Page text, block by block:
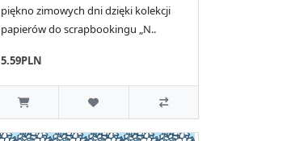
piękno zimowych dni dzięki kolekcji
papierów do scrapbookingu „N..
5.59PLN